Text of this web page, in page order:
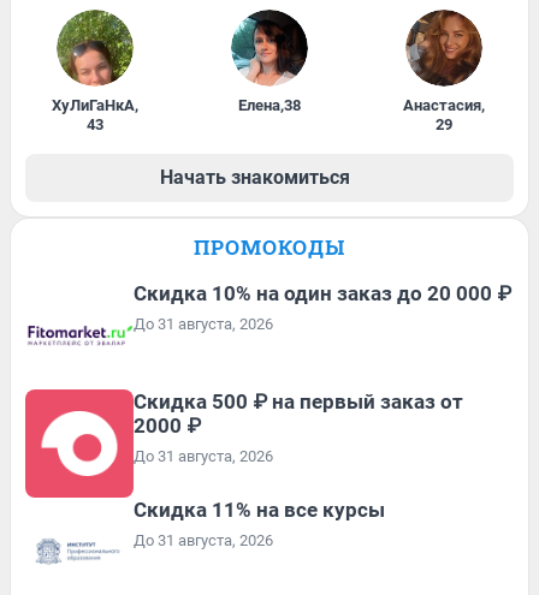
ХуЛиГаНкА,
43
Елена,38 Анастасия,
29
Начать знакомиться
ПРОМОКОДЫ
Скидка 10% на один заказ до 20 000 ₽
До 31 августа, 2026
Скидка 500 ₽ на первый заказ от
2000 ₽
До 31 августа, 2026
Скидка 11% на все курсы
До 31 августа, 2026